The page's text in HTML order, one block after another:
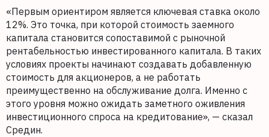
«Первым ориентиром является ключевая ставка около
12%. Это точка, при которой стоимость заемного
капитала становится сопоставимой с рыночной
рентабельностью инвестированного капитала. В таких
условиях проекты начинают создавать добавленную
стоимость для акционеров, а не работать
преимущественно на обслуживание долга. Именно с
этого уровня можно ожидать заметного оживления
инвестиционного спроса на кредитование», — сказал
Средин.